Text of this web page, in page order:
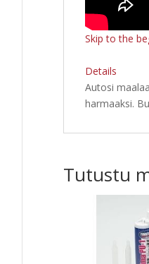
Skip to the
Details
Autosi
harmaaksi.
Tutustu